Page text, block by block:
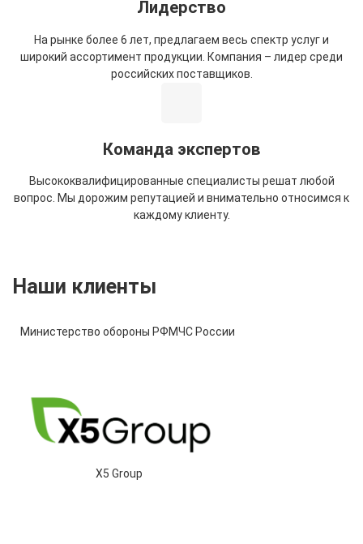
Лидерство
На рынке более 6 лет, предлагаем весь спектр услуг и
широкий ассортимент продукции. Компания – лидер среди
российских поставщиков.
Команда экспертов
Высококвалифицированные специалисты решат любой
вопрос. Мы дорожим репутацией и внимательно относимся к
каждому клиенту.
Наши клиенты
Министерство обороны РФМЧС России
X5 Group